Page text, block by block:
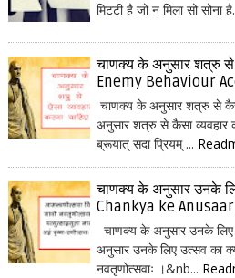
मिटटी है जो न मिला सो सोना
चाणक्य के अनुसार शत्रु से
Enemy Behaviour
चाणक्य के अनुसार शत्रु से
अनुसार शत्रु से कैसा व्यवहार
ब्रूयात् सदा प्रियम् ...
चाणक्य के अनुसार उनके
Chankya ke
चाणक्य के अनुसार उनके
अनुसार उनके लिए उत्सव का
नवतृणोत्सवाः ।&nb...